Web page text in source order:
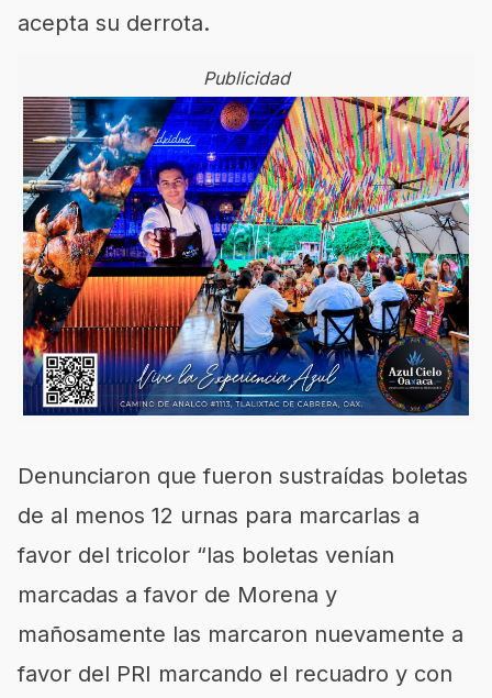
acepta su derrota.
Publicidad
Denunciaron que fueron sustraídas boletas
de al menos 12 urnas para marcarlas a
favor del tricolor “las boletas venían
marcadas a favor de Morena y
mañosamente las marcaron nuevamente a
favor del PRI marcando el recuadro y con